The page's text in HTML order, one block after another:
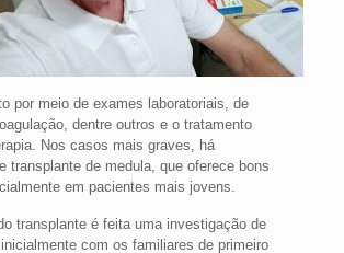
por meio de exames laboratoriais, de
dentre outros e o tratamento
Nos casos mais graves, há
transplante de medula, que oferece bons
em pacientes mais jovens.
transplante é feita uma investigação de
com os familiares de primeiro